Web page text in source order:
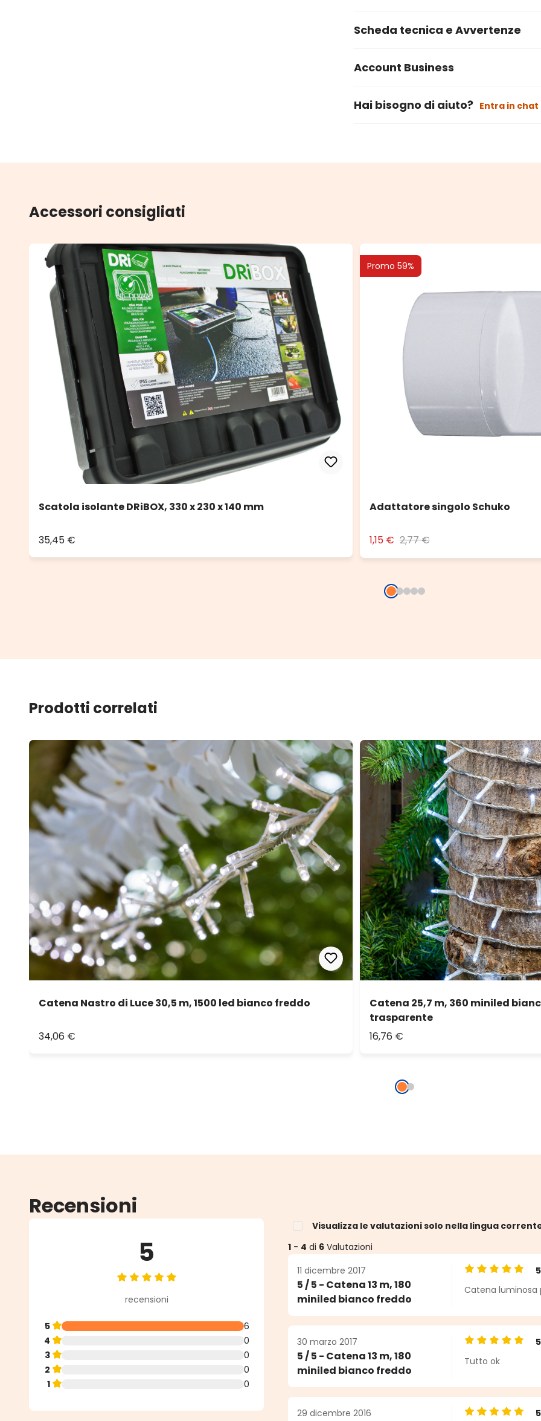
Scheda tecnica e Avvertenze
Account Business
Hai bisogno di aiuto? Entra in chat
Accessori consigliati
Scatola isolante DRiBOX, 330 x 230 x 140 mm
35,45 €
Promo 59%
Adattatore singolo Schuko
1,15 € 2,77 €
Prodotti correlati
Catena Nastro di Luce 30,5 m, 1500 led bianco freddo
34,06 €
Catena 25,7 m, 360 miniled
trasparente
16,76 €
Recensioni
5
Valutazione media di 5 su 5 stelle
recensioni
5
6
4
0
3
0
2
0
1
0
Visualizza le valutazioni solo nella lingua
1 - 4 di 6 Valutazioni
11 dicembre 2017
5 / 5 - Catena 13 m, 180
miniled bianco freddo
Valutazione
5
Catena luminosa
30 marzo 2017
5 / 5 - Catena 13 m, 180
miniled bianco freddo
Valutazione
5
Tutto ok
29 dicembre 2016 5